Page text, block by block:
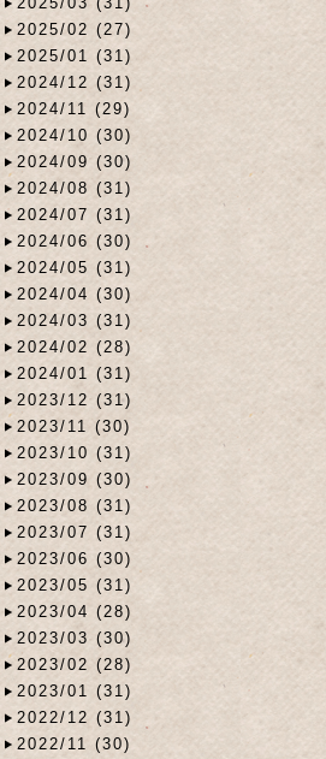
2025/02 (27)
2025/01 (31)
2024/12 (31)
2024/11 (29)
2024/10 (30)
2024/09 (30)
2024/08 (31)
2024/07 (31)
2024/06 (30)
2024/05 (31)
2024/04 (30)
2024/03 (31)
2024/02 (28)
2024/01 (31)
2023/12 (31)
2023/11 (30)
2023/10 (31)
2023/09 (30)
2023/08 (31)
2023/07 (31)
2023/06 (30)
2023/05 (31)
2023/04 (28)
2023/03 (30)
2023/02 (28)
2023/01 (31)
2022/12 (31)
2022/11 (30)